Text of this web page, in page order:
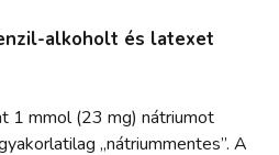
alkoholt és latexet
1 mmol (23 mg) nátriumot
„nátriummentes”. A